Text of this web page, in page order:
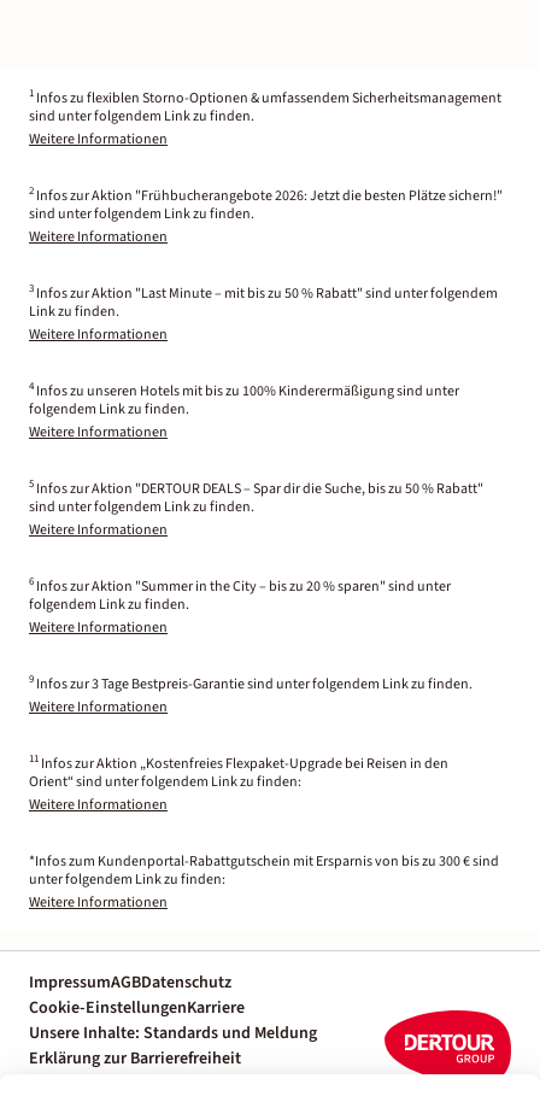
1 Infos zu flexiblen Storno-Optionen & umfassendem Sicherheitsmanagement
sind unter folgendem Link zu finden.
Weitere Informationen
2 Infos zur Aktion "Frühbucherangebote 2026: Jetzt die besten Plätze sichern!"
sind unter folgendem Link zu finden.
Weitere Informationen
3 Infos zur Aktion "Last Minute – mit bis zu 50 % Rabatt" sind unter folgendem
Link zu finden.
Weitere Informationen
4 Infos zu unseren Hotels mit bis zu 100% Kinderermäßigung sind unter
folgendem Link zu finden.
Weitere Informationen
5 Infos zur Aktion "DERTOUR DEALS – Spar dir die Suche, bis zu 50 % Rabatt"
sind unter folgendem Link zu finden.
Weitere Informationen
6 Infos zur Aktion "Summer in the City – bis zu 20 % sparen" sind unter
folgendem Link zu finden.
Weitere Informationen
9 Infos zur 3 Tage Bestpreis-Garantie sind unter folgendem Link zu finden.
Weitere Informationen
11 Infos zur Aktion „Kostenfreies Flexpaket-Upgrade bei Reisen in den
Orient“ sind unter folgendem Link zu finden:
Weitere Informationen
*Infos zum Kundenportal-Rabattgutschein mit Ersparnis von bis zu 300 € sind
unter folgendem Link zu finden:
Weitere Informationen
ImpressumAGBDatenschutz
Cookie-EinstellungenKarriere
Unsere Inhalte: Standards und Meldung
Erklärung zur Barrierefreiheit